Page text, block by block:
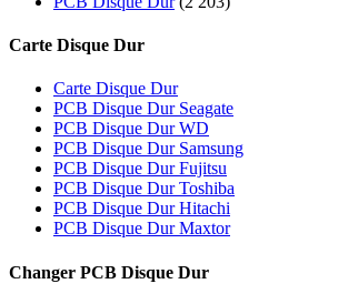
Carte Disque Dur
Carte Disque Dur
PCB Disque Dur Seagate
PCB Disque Dur WD
PCB Disque Dur Samsung
PCB Disque Dur Fujitsu
PCB Disque Dur Toshiba
PCB Disque Dur Hitachi
PCB Disque Dur Maxtor
Changer PCB Disque Dur